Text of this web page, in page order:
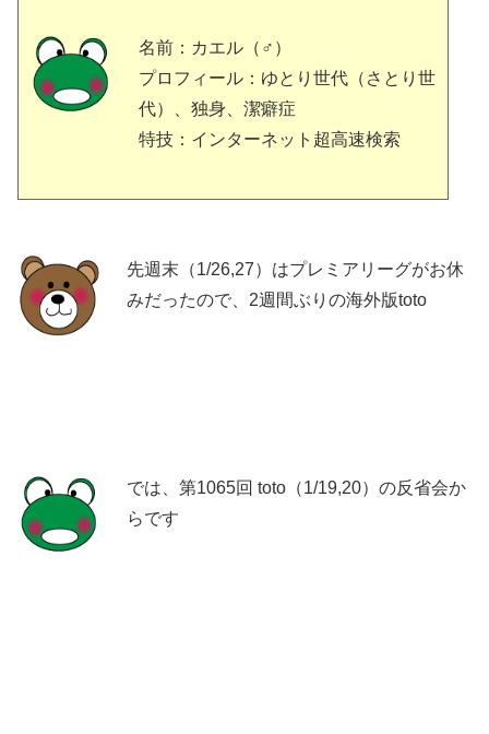
名前：カエル（♂）
プロフィール：ゆとり世代（さとり世
代）、独身、潔癖症
特技：インターネット超高速検索
先週末（1/26,27）はプレミアリーグがお休
みだったので、2週間ぶりの海外版toto
では、第1065回 toto（1/19,20）の反省会か
らです